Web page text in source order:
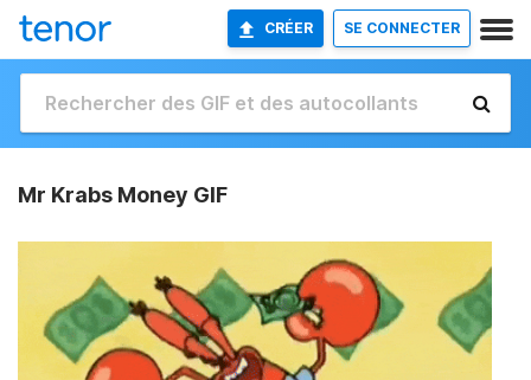
CRÉER SE CONNECTER
Mr Krabs Money GIF